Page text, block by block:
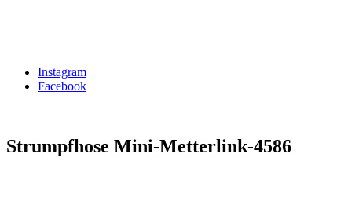
Instagram
Facebook
Strumpfhose Mini-Metterlink-4586